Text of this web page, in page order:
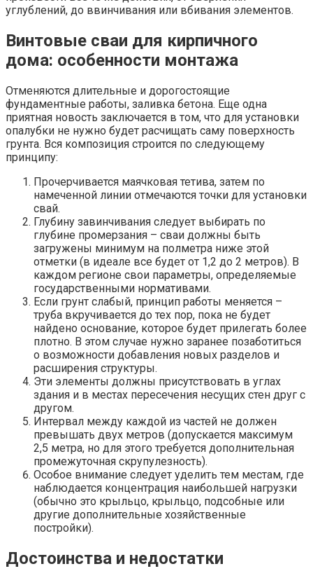
углублений, до ввинчивания или вбивания элементов.
Винтовые сваи для кирпичного
дома: особенности монтажа
Отменяются длительные и дорогостоящие
фундаментные работы, заливка бетона. Еще одна
приятная новость заключается в том, что для установки
опалубки не нужно будет расчищать саму поверхность
грунта. Вся композиция строится по следующему
принципу:
Прочерчивается маячковая тетива, затем по
намеченной линии отмечаются точки для установки
свай.
Глубину завинчивания следует выбирать по
глубине промерзания – сваи должны быть
загружены минимум на полметра ниже этой
отметки (в идеале все будет от 1,2 до 2 метров). В
каждом регионе свои параметры, определяемые
государственными нормативами.
Если грунт слабый, принцип работы меняется –
труба вкручивается до тех пор, пока не будет
найдено основание, которое будет прилегать более
плотно. В этом случае нужно заранее позаботиться
о возможности добавления новых разделов и
расширения структуры.
Эти элементы должны присутствовать в углах
здания и в местах пересечения несущих стен друг с
другом.
Интервал между каждой из частей не должен
превышать двух метров (допускается максимум
2,5 метра, но для этого требуется дополнительная
промежуточная скрупулезность).
Особое внимание следует уделить тем местам, где
наблюдается концентрация наибольшей нагрузки
(обычно это крыльцо, крыльцо, подсобные или
другие дополнительные хозяйственные
постройки).
Достоинства и недостатки